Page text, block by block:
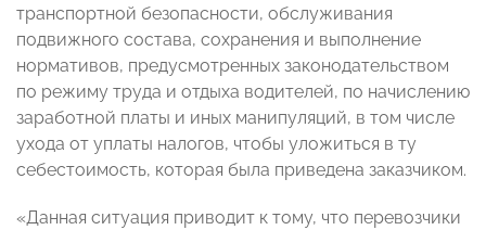
транспортной безопасности, обслуживания
подвижного состава, сохранения и выполнение
нормативов, предусмотренных законодательством
по режиму труда и отдыха водителей, по начислению
заработной платы и иных манипуляций, в том числе
ухода от уплаты налогов, чтобы уложиться в ту
себестоимость, которая была приведена заказчиком.
«Данная ситуация приводит к тому, что перевозчики